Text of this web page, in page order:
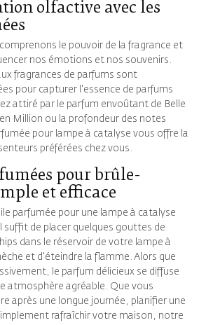
olfactive avec les
le pouvoir de la fragrance et
nos émotions et nos souvenirs.
fragrances de parfums sont
pour capturer l'essence de parfums
attiré par le parfum envoûtant de Belle
Million ou la profondeur des notes
pour lampe à catalyse vous offre la
préférées chez vous.
pour brûle-
et efficace
parfumée pour une lampe à catalyse
suffit de placer quelques gouttes de
dans le réservoir de votre lampe à
et d'éteindre la flamme. Alors que
le parfum délicieux se diffuse
atmosphère agréable. Que vous
après une longue journée, planifier une
rafraîchir votre maison, notre